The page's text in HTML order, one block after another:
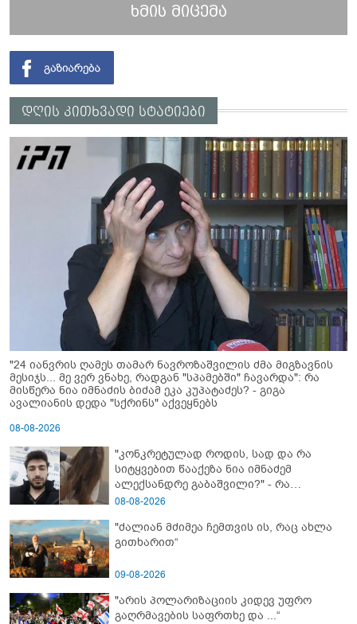
ხმის მიცემა
დღის კითხვადი სტატიები
"24 იანვრის ღამეს თამარ ნავროზაშვილის ძმა მიგზავნის
მესიჯს... მე ვერ ვნახე, რადგან "სპამებში" ჩავარდა": რა
მისწერა ნია იმნაძის ბიძამ ეკა კუპატაძეს? - გიგა
ავალიანის დედა "სქრინს" აქვეყნებს
08-08-2026
"კონკრეტულად როდის, სად და რა
სიტყვებით წააქეზა ნია იმნაძემ
ალექსანდრე გაბაშვილი?" - რა
მიმართვას ავრცელებს ნია იმნაძის
08-08-2026
"ძალიან მძიმეა ჩემთვის ის, რაც ახლა
გითხარით“
09-08-2026
"არის პოლარიზაციის კიდევ უფრო
გაღრმავების საფრთხე და ...“